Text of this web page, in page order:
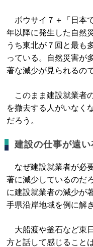
ボウサイ７＋「日本
年以降に発生した自然
うち東北が７回と最も
っている。自然災害が
著な減少が見られるの
このまま建設就業者
を撤去する人がいなく
だろう。
建設の仕事が遠い
なぜ建設就業者が必
著に減少しているのだ
に建設就業者の減少が
手県沿岸地域を例に解
大船渡や釜石など東
方と話して感じること